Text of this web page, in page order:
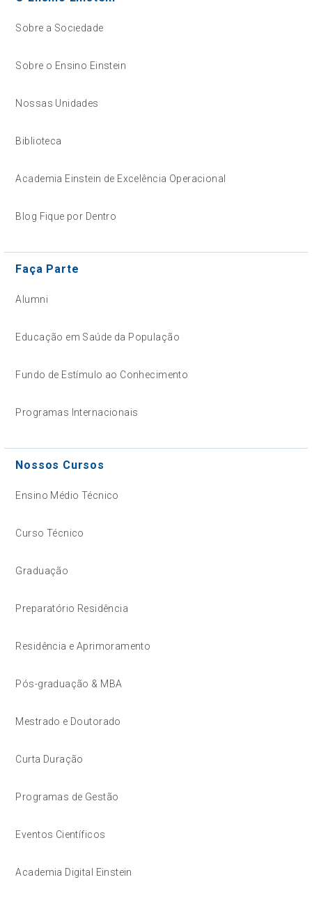
Sobre a Sociedade
Sobre o Ensino Einstein
Nossas Unidades
Biblioteca
Academia Einstein de Excelência Operacional
Blog Fique por Dentro
Faça Parte
Alumni
Educação em Saúde da População
Fundo de Estímulo ao Conhecimento
Programas Internacionais
Nossos Cursos
Ensino Médio Técnico
Curso Técnico
Graduação
Preparatório Residência
Residência e Aprimoramento
Pós-graduação & MBA
Mestrado e Doutorado
Curta Duração
Programas de Gestão
Eventos Científicos
Academia Digital Einstein